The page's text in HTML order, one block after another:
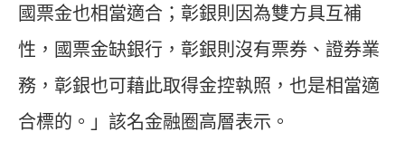
國票金也相當適合；彰銀則因為雙方具互補
性，國票金缺銀行，彰銀則沒有票券、證券業
務，彰銀也可藉此取得金控執照，也是相當適
合標的。」該名金融圈高層表示。